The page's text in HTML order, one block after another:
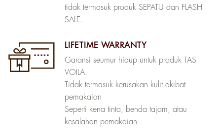
tidak termasuk produk SEPATU dan FLASH
SALE.
LIFETIME WARRANTY
Garansi seumur hidup untuk produk TAS
VOILA.
Tidak termasuk kerusakan kulit akibat
pemakaian
Seperti kena tinta, benda tajam, atau
kesalahan pemakaian